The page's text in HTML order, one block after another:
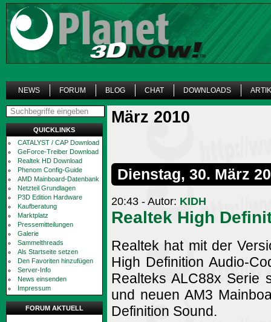
NEWS FORUM BLOG CHAT DOWNLOADS
QUICKLINKS
CATALYST / CAP Download
GeForce-Treiber Download
Realtek HD Download
Phenom Config-Guide
AMD Mainboard-Datenbank
Netzteil Grundlagen
P3D Edition Hardware
Kaufberatung
Marktplatz
Pressemitteilungen
Galerie
Sammelthreads
Als Startseite setzen
Den Favoriten hinzufügen
Server-Info
News einsenden
Impressum
FORUM AKTUELL
März 2010
Dienstag, 30. März
20:43 - Autor: KIDH
Realtek High
Realtek hat mit der
High Definition Audio-
Realteks ALC88x Serie
und neuen AM3
Definition Sound.